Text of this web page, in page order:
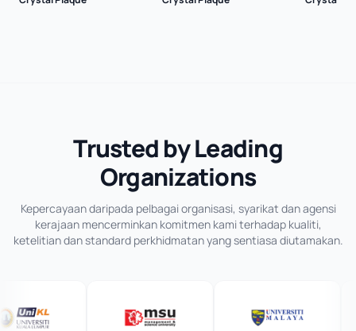
Trusted by Leading
Organizations
Kepercayaan daripada pelbagai organisasi, syarikat dan agensi
kerajaan mencerminkan komitmen kami terhadap kualiti,
ketelitian dan standard perkhidmatan yang sentiasa diutamakan.